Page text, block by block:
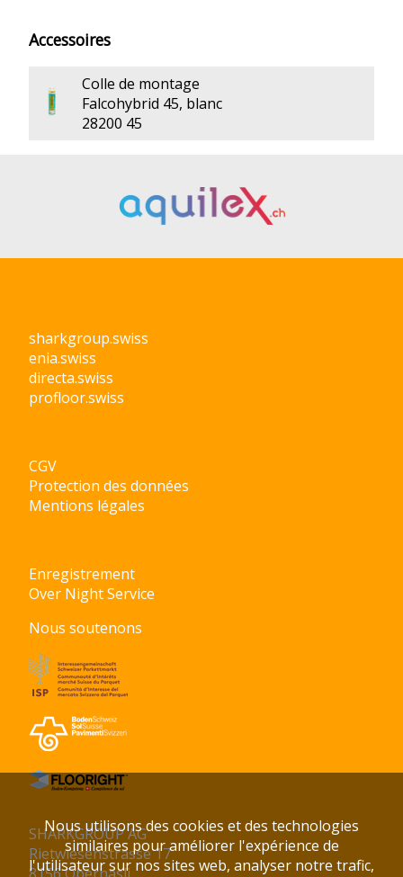
Accessoires
Colle de montage
Falcohybrid 45, blanc
28200 45
sharkgroup.swiss
enia.swiss
directa.swiss
profloor.swiss
CGV
Protection des données
Mentions légales
Enregistrement
Over Night Service
Nous soutenons
SHARKGROUP AG
Rietwiesenstrasse 17
Nous utilisons des cookies et des technologies
similaires pour améliorer l'expérience de
l'utilisateur sur nos sites web, analyser notre trafic,